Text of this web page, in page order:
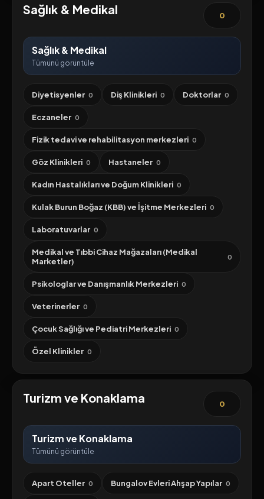
Sağlık & Medikal 0
Sağlık & Medikal
Tümünü görüntüle
Diyetisyenler 0 Diş Klinikleri 0 Doktorlar 0
Eczaneler 0
Fizik tedavi ve rehabilitasyon merkezleri 0
Göz Klinikleri 0 Hastaneler 0
Kadın Hastalıkları ve Doğum Klinikleri 0
Kulak Burun Boğaz (KBB) ve İşitme Merkezleri 0
Laboratuvarlar 0
Medikal ve Tıbbi Cihaz Mağazaları (Medikal
Marketler)
0
Psikologlar ve Danışmanlık Merkezleri 0
Veterinerler 0
Çocuk Sağlığı ve Pediatri Merkezleri 0
Özel Klinikler 0
Turizm ve Konaklama 0
Turizm ve Konaklama
Tümünü görüntüle
Apart Oteller 0 Bungalov Evleri Ahşap Yapılar 0